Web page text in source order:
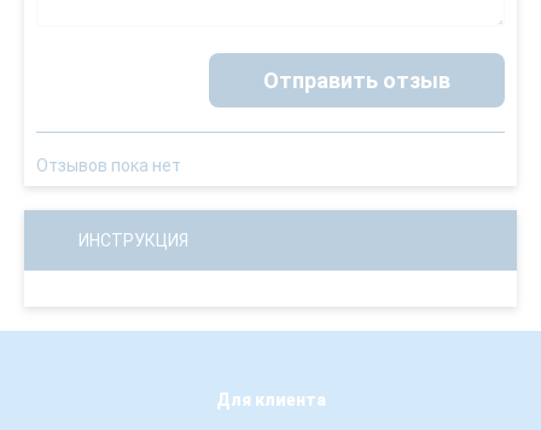
Отправить отзыв
Отзывов пока нет
ИНСТРУКЦИЯ
Для клиента